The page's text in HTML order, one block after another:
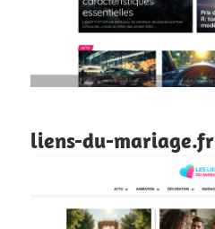
liens-du-mariage.fr